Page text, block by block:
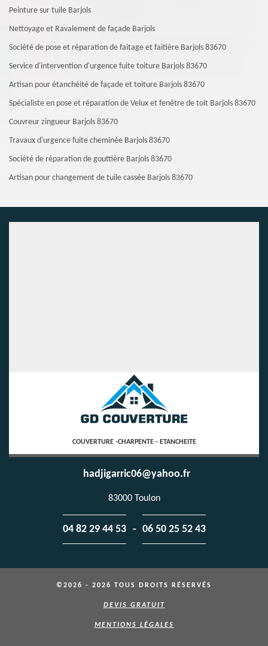
Peinture sur tuile Barjols
Nettoyage et Ravalement de façade Barjols
Société de pose et réparation de faitage et faitière Barjols 83670
Service d'intervention d'urgence fuite toiture Barjols 83670
Artisan pour étanchéité de façade et toiture Barjols 83670
Spécialiste en pose et réparation de Velux et fenêtre de toit Barjols 83670
Couvreur zingueur Barjols 83670
Travaux d'urgence fuite cheminée Barjols 83670
Société de réparation de gouttière Barjols 83670
Artisan pour changement de tuile cassée Barjols 83670
COUVERTURE -CHARPENTE - ETANCHEITE
hadjigarric06@yahoo.fr
83000 Toulon
04 82 29 44 53 - 06 50 25 52 43
©2026 - 2026 TOUS DROITS RÉSERVÉS
DEVIS GRATUIT
MENTIONS LÉGALES